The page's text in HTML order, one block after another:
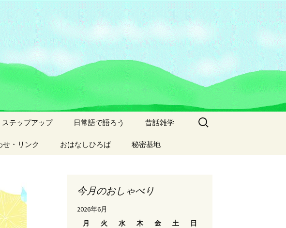
ステップアップ 日常語で語ろう 昔話雑学
せ・リンク おはなしひろば 秘密基地
検
今月のおしゃべり
2026年6月
月
火 水 木 金 土 日